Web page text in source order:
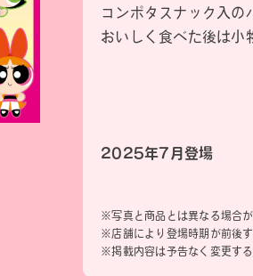
コンポタスナック入の
おいしく食べた後は
2025年7月登場
※写真と商品とは異なる場合が
※店舗により登場時期が前後す
※掲載内容は予告なく変更する